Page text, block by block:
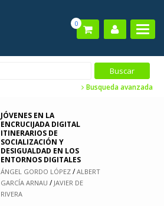
0
Busqueda avanzada
JÓVENES EN LA
ENCRUCIJADA DIGITAL
ITINERARIOS DE
SOCIALIZACIÓN Y
DESIGUALDAD EN LOS
ENTORNOS DIGITALES
ÁNGEL GORDO LÓPEZ /ALBERT
GARCÍA ARNAU / JAVIER DE
RIVERA